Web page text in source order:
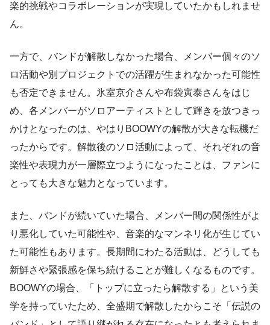
楽的挑戦やコラボレーションが実現していたかもしれませ
ん。
一方で、バンドが解散しなかった場合、メンバー個々のソ
ロ活動や別プロジェクトでの活躍が生まれなかった可能性
も否定できません。氷室京介さんや布袋寅泰さんをはじ
め、各メンバーがソロアーティストとして輝きを放つきっ
かけとなったのは、やはりBOOWYの解散が大きな転機だ
ったからです。解散後のソロ活動によって、それぞれの音
楽性や表現力が一層際立つようになったことは、ファンに
とっても大きな魅力となっています。
また、バンドが続いていた場合、メンバー間の関係性がよ
り悪化していた可能性や、音楽的なマンネリ化が生じてい
た可能性もあります。長期間にわたる活動は、どうしても
新鮮さや緊張感を保ち続けることが難しくなるものです。
BOOWYの場合、「トップに立ったら解散する」という美
学を持っていたため、全盛期で解散したからこそ「伝説の